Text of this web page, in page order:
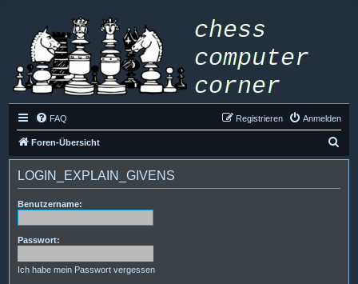
FAQ Anmelden
Registrieren
Foren-Übersicht
u
LOGIN_EXPLAIN_GIVENS
Benutzername:
Passwort:
Ich habe mein Passwort vergessen